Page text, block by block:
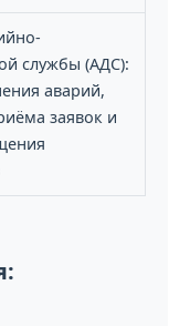
службы (АДС):
аварий,
заявок и